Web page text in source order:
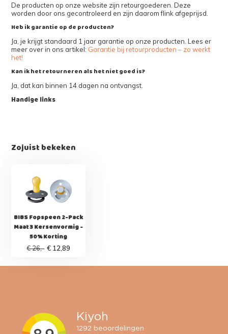
De producten op onze website zijn retourgoederen. Deze
worden door ons gecontroleerd en zijn daarom flink afgeprijsd.
Heb ik garantie op de producten?
Ja, je krijgt standaard 1 jaar garantie op onze producten. Lees er
meer over in ons artikel: Garantie bij retourproducten – zo werkt
het!
Kan ik het retourneren als het niet goed is?
Ja, dat kan binnen 14 dagen na ontvangst.
Handige links
Zojuist bekeken
BIBS Fopspeen 2-Pack
Maat 3 Kersenvormig -
50% Korting
€ 26,- € 12,89